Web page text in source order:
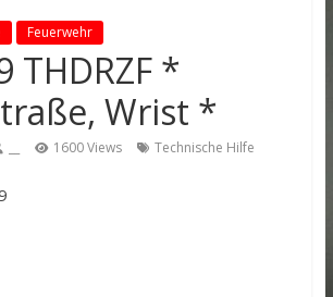
Feuerwehr
THDRZF *
Wrist *
1600 Views Technische Hilfe